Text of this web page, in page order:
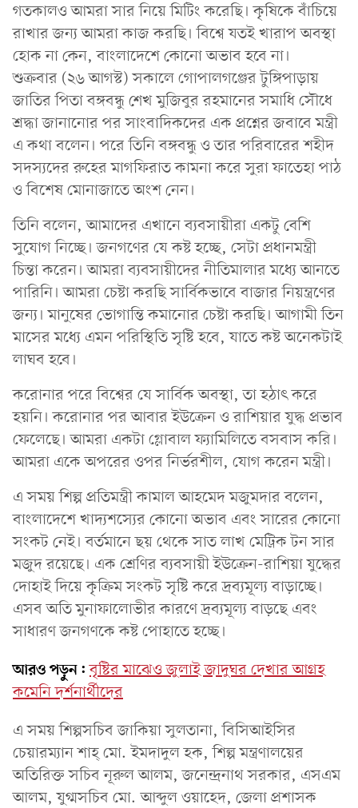
গতকালও আমরা সার নি‌য়ে মি‌টিং ক‌রে‌ছি। কৃ‌ষি‌কে বাঁচি‌য়ে
রাখার জন‌্য আমরা কাজ কর‌ছি। বি‌শ্বে যতই খারাপ অবস্থা
হোক না কেন, বাংলা‌দে‌শে কোনো অভাব হ‌বে না।
শুক্রবার (২৬ আগস্ট) সকালে গোপালগঞ্জের টুঙ্গিপাড়ায়
জাতির পিতা বঙ্গবন্ধু শেখ মুজিবুর রহমানের সমাধি সৌধে
শ্রদ্ধা জানা‌নোর পর সাংবা‌দিক‌দের এক প্রশ্নের জবা‌বে মন্ত্রী
এ কথা ব‌লেন। পরে তি‌নি বঙ্গবন্ধু ও তার প‌রিবা‌রের শহীদ
সদস‌্যদের রুহের মাগ‌ফিরাত কামনা ক‌রে সুরা ফা‌তেহা পাঠ
ও বি‌শেষ মোনাজা‌তে অংশ নেন।
তিনি ব‌লেন, আমা‌দের এখা‌নে ব‌্যবসায়ীরা একটু বে‌শি
সু‌যোগ নি‌চ্ছে। জনগ‌ণের যে কষ্ট হ‌চ্ছে, সেটা প্রধানমন্ত্রী
চিন্তা ক‌রেন। আমরা ব‌্যবসায়ী‌দের নী‌তিমালার ম‌ধ্যে আন‌তে
পা‌রি‌নি। আমরা চেষ্টা কর‌ছি সা‌র্বিকভা‌বে বাজার নিয়ন্ত্রণের
জন‌্য। মানু‌ষের ভোগান্তি কমা‌নোর চেষ্টা কর‌ছি। আগামী তিন
মা‌সের ম‌ধ্যে এমন প‌রি‌স্থি‌তি সৃ‌ষ্টি হ‌বে, যাতে কষ্ট অনেকটাই
লাঘব হ‌বে।
ক‌রোনার প‌রে বি‌শ্বের যে সা‌র্বিক অবস্থা, তা হঠাৎ ক‌রে
হয়‌নি। ক‌রোনার পর আবার ইউ‌ক্রেন ও রা‌শিয়ার যুদ্ধ প্রভাব
ফে‌লে‌ছে। আমরা একটা গ্লোবাল ফ‌্যা‌মি‌লি‌তে বসবাস ক‌রি।
আমরা একে অপ‌রের ওপর নির্ভরশীল, যোগ করেন মন্ত্রী।
এ সময় শিল্প প্রতিমন্ত্রী কামাল আহ‌মেদ মজুমদার ব‌লে‌ন,
বাংলা‌দে‌শে খাদ‌্যশস্যের কোনো অভাব এবং সা‌রের কোনো
সংকট নেই। বর্তমা‌নে ছয় থে‌কে সাত লাখ মে‌ট্রিক টন সার
মজুদ র‌য়ে‌ছে। এক শ্রেণির ব‌্যবসায়ী ইউ‌ক্রেন-রা‌শিয়া যুদ্ধের
দোহাই দিয়ে কৃ‌ক্রিম সংকট সৃ‌ষ্টি ক‌রে দ্রব‌্যমূল‌্য বাড়া‌চ্ছে।
এসব অতি মুনাফা‌লোভী‌র কার‌ণে দ্রব‌্যমূল‌্য বাড়‌ছে এবং
সাধারণ জনগণকে কষ্ট পোহা‌তে হ‌চ্ছে।
আরও পড়ুন: বৃষ্টির মাঝেও জুলাই জাদুঘর দেখার আগ্রহ
কমেনি দর্শনার্থীদের
এ সময় শিল্পসচিব জাকিয়া সুলতানা, বিসিআইসির
চেয়ারম্যান শাহ্‌ মো. ইমদাদুল হক, শিল্প মন্ত্রণালয়ের
অতিরিক্ত সচিব নূরুল আলম, জনেন্দ্রনাথ সরকার, এসএম
আলম, যুগ্মসচিব মো. আব্দুল ওয়াহেদ, জেলা প্রশাসক